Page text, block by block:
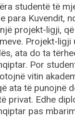
studentë të
para Kuvendit,
projekt-ligji,
Projekt-
ata do ta
Por
vitin
ata të punojnë
privat. Edhe
pas